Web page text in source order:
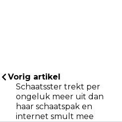
Vorig artikel
Schaatsster trekt per
ongeluk meer uit dan
haar schaatspak en
internet smult mee